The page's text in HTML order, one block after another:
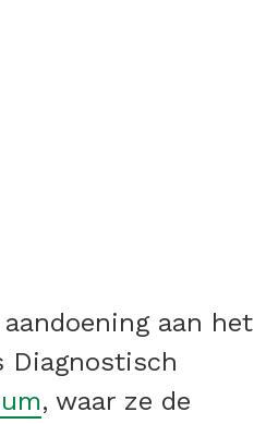
aan het
Diagnostisch
, waar ze de